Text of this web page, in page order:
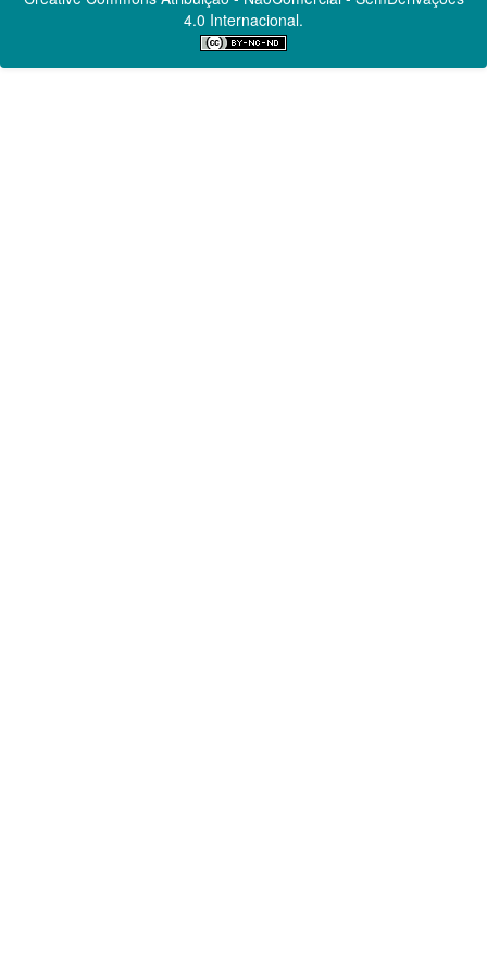
4.0 Internacional.